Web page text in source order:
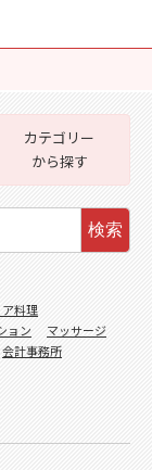
カテゴリー
から探す
検索
料理
ョン
マッサージ
会計事務所